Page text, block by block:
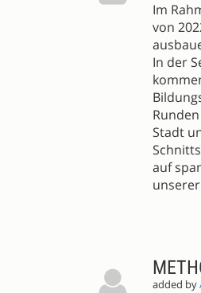
Im
von
In der
Stadt
auf
added by